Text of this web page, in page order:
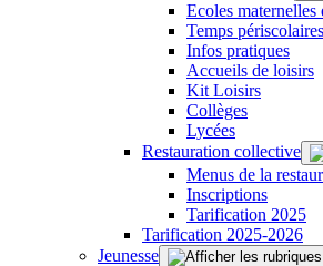
Ecoles maternelles
Temps périscolaires
Infos pratiques
Accueils de loisirs
Kit Loisirs
Collèges
Lycées
Restauration collective
Menus de la
Inscriptions
Tarification 2025
Tarification 2025-2026
Jeunesse